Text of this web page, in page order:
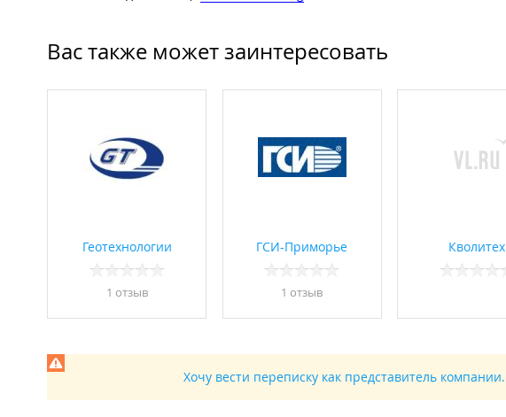
Вас также может заинтересовать
Геотехнологии
1 отзыв
ГСИ-Приморье
1 отзыв
Кволитех
Хочу вести переписку как представитель компании.